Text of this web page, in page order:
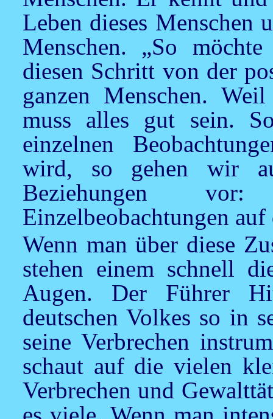
Leben dieses Menschen
Menschen. „So
diesen Schritt von der
ganzen Menschen.
muss alles gut sein.
einzelnen
wird, so gehen wir
Beziehungen
Einzelbeobachtungen
Wenn man über diese
stehen einem schnell
Augen. Der Führer
deutschen Volkes so in
seine Verbrechen
schaut auf die vielen
Verbrechen und